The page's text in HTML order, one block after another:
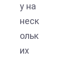
у на
неск
ольк
их